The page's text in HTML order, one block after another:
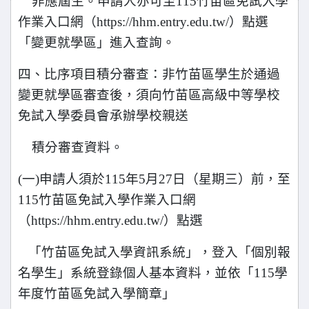
作業入口網（https://hhm.entry.edu.tw/）點選
「變更就學區」進入查詢。
四、比序項目積分審查：非竹苗區學生於通過
變更就學區審查後，須向竹苗區高級中等學校
免試入學委員會承辦學校親送
積分審查資料。
(一)申請人須於115年5月27日（星期三）前，至
115竹苗區免試入學作業入口網
（https://hhm.entry.edu.tw/）點選
「竹苗區免試入學資訊系統」， 登入「個別報
名學生」系統登錄個人基本資料，並依「115學
年度竹苗區免試入學簡章」